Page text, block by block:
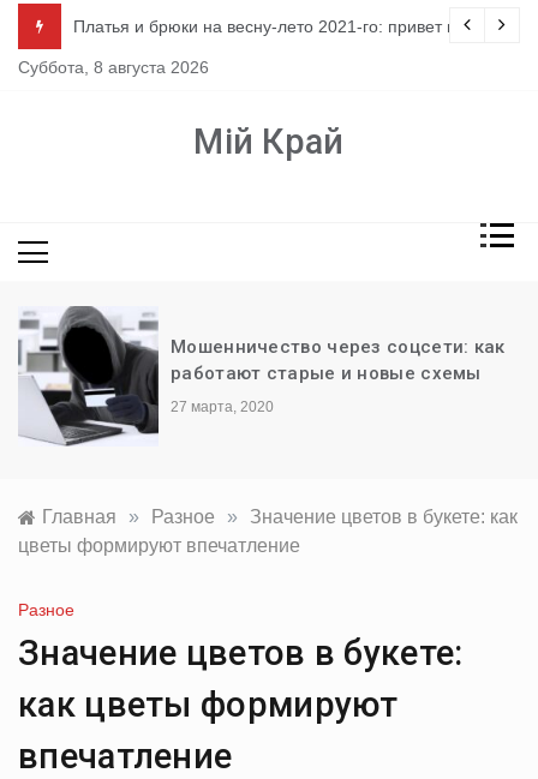
содержимому
Платья и брюки на весну-лето 2021-го: привет из 80-х
Суббота, 8 августа 2026
Мій Край
Мошенничество через соцсети: как
работают старые и новые схемы
27 марта, 2020
Главная » Разное »
Значение цветов в букете: как
цветы формируют впечатление
Разное
Значение цветов в букете:
как цветы формируют
впечатление